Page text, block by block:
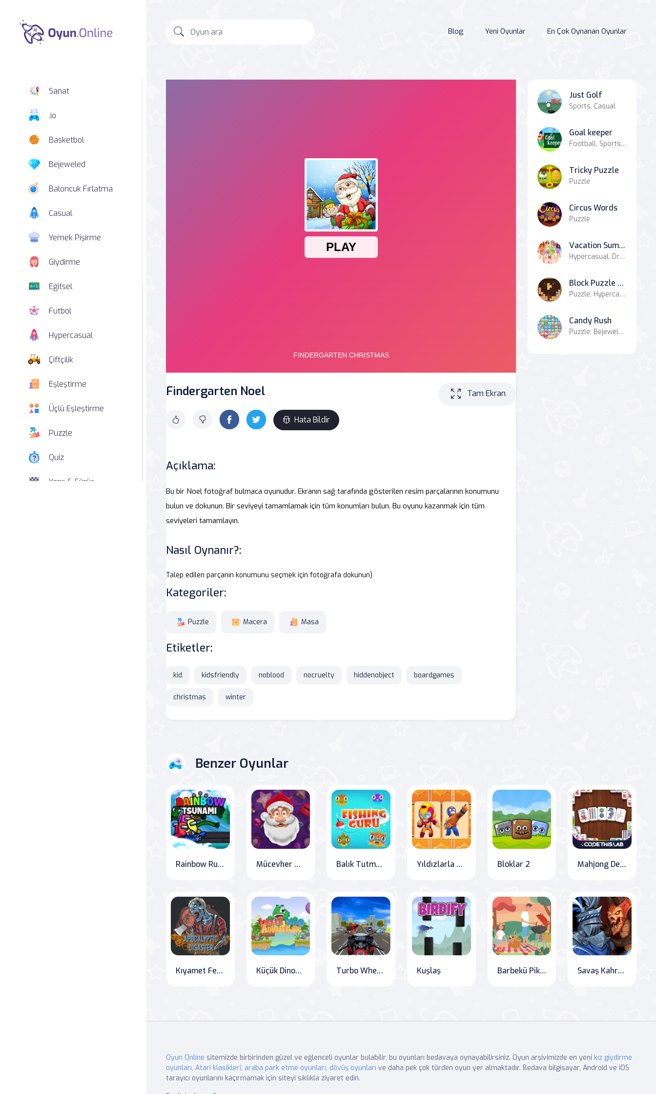
Sanat
.io
Basketbol
Bejeweled
Baloncuk Fırlatma
Casual
Yemek Pişirme
Giydirme
Eğitsel
Futbol
Hypercasual
Çiftçilik
Eşleştirme
Üçlü Eşleştirme
Puzzle
Quiz
Yarış & Sürüş
Blog Yeni Oyunlar En Çok Oynanan Oyunlar
Findergarten Noel
Hata Bildir
Tam Ekran
Açıklama:
Bu bir Noel fotoğraf bulmaca oyunudur. Ekranın sağ tarafında gösterilen resim parçalarının konumunu
bulun ve dokunun. Bir seviyeyi tamamlamak için tüm konumları bulun. Bu oyunu kazanmak için tüm
seviyeleri tamamlayın.
Nasıl Oynanır?:
Talep edilen parçanın konumunu seçmek için fotoğrafa dokunun)
Kategoriler:
Puzzle Macera Masa
Etiketler:
kid kidsfriendly noblood nocruelty hiddenobject boardgames
christmas winter
Just Golf
Sports, Casual
Goal keeper
Football, Sports, Hypercasual
Tricky Puzzle
Puzzle
Circus Words
Puzzle
Vacation Summer Dress Up
Hypercasual, Dress-up
Block Puzzle Adventure
Puzzle, Hypercasual
Candy Rush
Puzzle, Bejeweled, Match-3
Benzer Oyunlar
Rainbow Rush: The Survival Run Mücevher Noel Hikayesi Balık Tutma Ustası Yıldızlarla Savaşma Hafıza Bloklar 2 Mahjong Deluxe Plus
Kıyamet Felaketi Saklı Küçük Dinozor'un Macerası Turbo Wheels: Ultimate Moto Rush Kuşlaş Barbekü Piknik Gizli Nesneler Savaş Kahramanları 3
Oyun Online sitemizde birbirinden güzel ve eğlenceli oyunlar bulabilir, bu oyunları bedavaya oynayabilirsiniz. Oyun arşivimizde en yeni kız giydirme
oyunları, Atari klasikleri, araba park etme oyunları, dövüş oyunları ve daha pek çok türden oyun yer almaktadır. Bedava bilgisayar, Android ve iOS
tarayıcı oyunlarını kaçırmamak için siteyi sıklıkla ziyaret edin.